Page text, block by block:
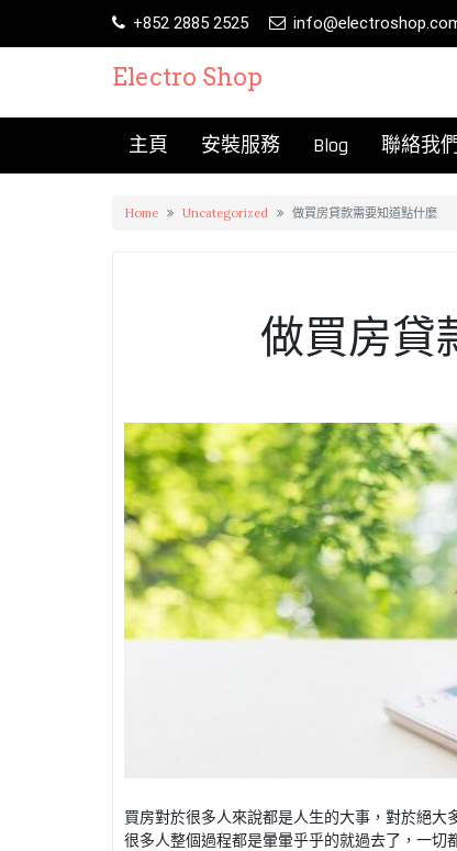
+852 2885 2525
Electro Shop
主頁 安裝服務 Blog 聯絡我們
Home Uncategorized 做買房貸款需要知道點什麼
做買房貸
買房對於很多人來說都是人生的大事，對於絕
很多人整個過程都是暈暈乎乎的就過去了，一